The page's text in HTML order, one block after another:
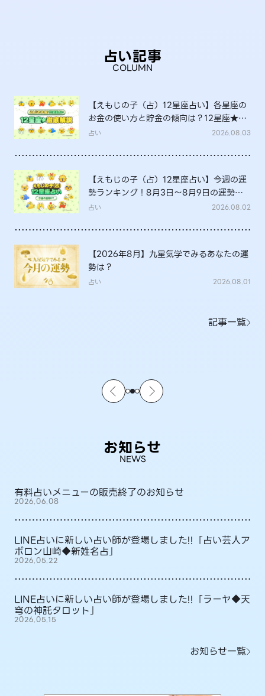
占い記事
COLUMN
【えもじの子（占）12星座占い】各星座の
お金の使い方と貯金の傾向は？12星座★徹
底解説
占い 2026.08.03
【えもじの子（占）12星座占い】今週の運
勢ランキング！8月3日～8月9日の運勢
は？
占い 2026.08.02
【2026年8月】九星気学でみるあなたの運
勢は？
占い 2026.08.01
記事一覧
お知らせ
NEWS
有料占いメニューの販売終了のお知らせ
2026.06.08
LINE占いに新しい占い師が登場しました!!「占い芸人ア
ポロン山崎◆新姓名占」
2026.05.22
LINE占いに新しい占い師が登場しました!!「ラーヤ◆天
穹の神託タロット」
2026.05.15
お知らせ一覧